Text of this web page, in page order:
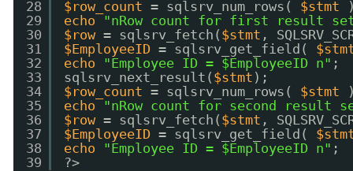
28
29
30
31
32
33
34
35
36
37
38
39
$row_count = sqlsrv_num_rows( $stmt
echo
"nRow count for first result set
$row = sqlsrv_fetch( $stmt ,
$EmployeeID = sqlsrv_get_field(
echo
"Employee ID = $EmployeeID n"
sqlsrv_next_result( $stmt );
$row_count = sqlsrv_num_rows( $stmt
echo
"nRow count for second result
$row = sqlsrv_fetch( $stmt ,
$EmployeeID = sqlsrv_get_field(
echo
"Employee ID = $EmployeeID n"
?>